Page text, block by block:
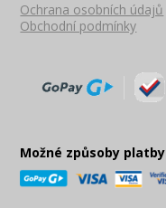
Ochrana osobních údajů
Obchodní podmínky
Možné způsoby platby